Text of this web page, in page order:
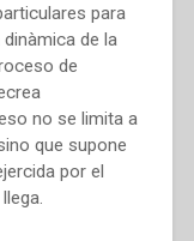
para
de la
de
no se limita a
que supone
por el